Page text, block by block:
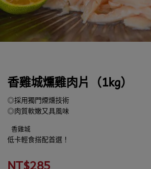
香雞城燻雞肉片（1kg）
◎採用獨門煙燻技術
◎肉質軟嫩又具風味
香雞城
低卡輕食搭配首選！
NT$285